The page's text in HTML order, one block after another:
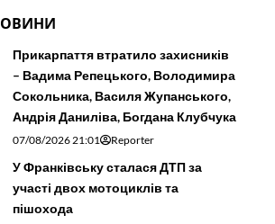
Прикарпаття втратило захисників
– Вадима Репецького, Володимира
Сокольника, Василя Жупанського,
Андрія Даниліва, Богдана Клубчука
07/08/2026 21:01 Reporter
У Франківську сталася ДТП за
участі двох мотоциклів та
пішохода